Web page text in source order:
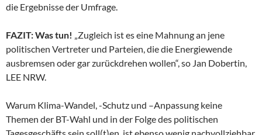
die Ergebnisse der Umfrage.
FAZIT: Was tun! „Zugleich ist es eine Mahnung an jene
politischen Vertreter und Parteien, die die Energiewende
ausbremsen oder gar zurückdrehen wollen“, so Jan Dobertin,
LEE NRW.
Warum Klima-Wandel, -Schutz und –Anpassung keine
Themen der BT-Wahl und in der Folge des politischen